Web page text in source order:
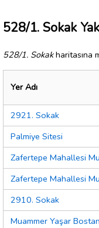
528/1. Sokak
528/1. Sokakharitasına
Yer Adı
2921. Sokak
Palmiye Sitesi
Zafertepe Mahallesi
Zafertepe Mahallesi
2910. Sokak
Muammer Yaşar